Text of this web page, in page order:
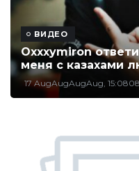
ВИДЕО
Oxxxymiron
меня с казахами
17 AugAugAugAug, 15:0808